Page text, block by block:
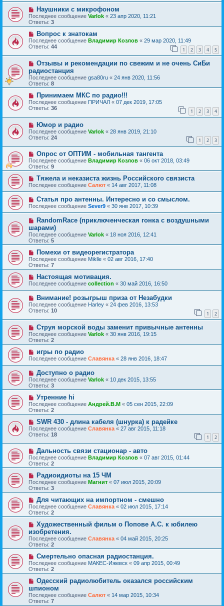
Наушники с микрофоном
Последнее сообщение Varlok « 23 апр 2020, 11:21
Ответы: 3
Вопрос к знатокам
Последнее сообщение Владимир Козлов « 29 мар 2020, 11:49
Ответы: 44 1 2 3 4 5
Отзывы и рекомендации по свежим и не очень СиБи
радиостанция
Последнее сообщение gsa80ru « 24 янв 2020, 11:56
Ответы: 8
Принимаем МКС по радио!!!
Последнее сообщение ПРИЧАЛ « 07 дек 2019, 17:05
Ответы: 36 1 2 3 4
Юмор и радио
Последнее сообщение Varlok « 28 янв 2019, 21:10
Ответы: 24 1 2 3
Опрос от ОПТИМ - мобильная тангента
Последнее сообщение Владимир Козлов « 06 окт 2018, 03:49
Ответы: 9
Тяжела и неказиста жизнь Российского связиста
Последнее сообщение Салют « 14 авг 2017, 11:08
Статья про антенны. Интересно и со смыслом.
Последнее сообщение Sever9 « 30 янв 2017, 10:39
RandomRace (приключенческая гонка с воздушными
шарами)
Последнее сообщение Varlok « 18 ноя 2016, 12:41
Ответы: 5
Помехи от видеорегистратора
Последнее сообщение Miklle « 02 авг 2016, 17:40
Ответы: 7
Настоящая мотивация.
Последнее сообщение collection « 30 май 2016, 16:50
Внимание! розыгрыш приза от Незабудки
Последнее сообщение Harley « 24 фев 2016, 13:53
Ответы: 10 1 2
Струя морской воды заменит привычные антенны
Последнее сообщение Varlok « 30 янв 2016, 19:15
Ответы: 2
игры по радио
Последнее сообщение Славянка « 28 янв 2016, 18:47
Доступно о радио
Последнее сообщение Varlok « 10 дек 2015, 13:55
Ответы: 3
Утренние hi
Последнее сообщение Андрей.В.М « 05 сен 2015, 22:09
Ответы: 2
SWR 430 - длина кабеля (шнурка) к радейке
Последнее сообщение Славянка « 27 авг 2015, 11:18
Ответы: 18 1 2
Дальность связи стационар - авто
Последнее сообщение Владимир Козлов « 07 авг 2015, 01:44
Ответы: 2
Радиоидиоты на 15 ЧМ
Последнее сообщение Магнит « 07 июл 2015, 20:09
Ответы: 3
Для читающих на импортном - смешно
Последнее сообщение Славянка« 02 июл 2015, 17:14
Ответы: 2
Художественный фильм о Попове А.С. к юбилею
изобретения.
Последнее сообщение Славянка« 04 май 2015, 20:25
Ответы: 2
Смертельно опасная радиостанция.
Последнее сообщение МАКЕС-Ижевск « 09 апр 2015, 00:49
Ответы: 2
Одесский радиолюбитель оказался российским
шпионом
Последнее сообщение Салют « 14 мар 2015, 10:34
Ответы: 7